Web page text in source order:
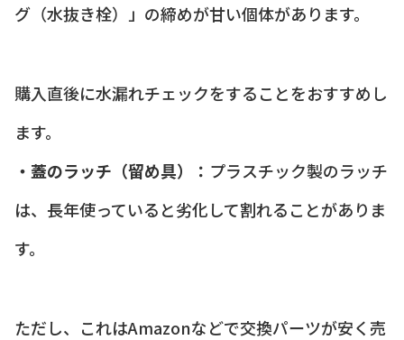
グ（水抜き栓）」の締めが甘い個体があります。
購入直後に水漏れチェックをすることをおすすめし
ます。
・蓋のラッチ（留め具）： プラスチック製のラッチ
は、長年使っていると劣化して割れることがありま
す。
ただし、これはAmazonなどで交換パーツが安く売